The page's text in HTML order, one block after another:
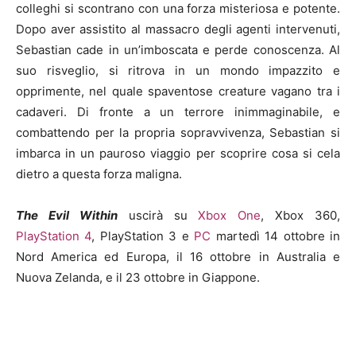
colleghi si scontrano con una forza misteriosa e potente.
Dopo aver assistito al massacro degli agenti intervenuti,
Sebastian cade in un’imboscata e perde conoscenza. Al
suo risveglio, si ritrova in un mondo impazzito e
opprimente, nel quale spaventose creature vagano tra i
cadaveri. Di fronte a un terrore inimmaginabile, e
combattendo per la propria sopravvivenza, Sebastian si
imbarca in un pauroso viaggio per scoprire cosa si cela
dietro a questa forza maligna.
The Evil Withinuscirà suXbox One, Xbox 360,
PlayStation 4, PlayStation 3 e PC martedì 14 ottobre in
Nord America ed Europa, il 16 ottobre in Australia e
Nuova Zelanda, e il 23 ottobre in Giappone.